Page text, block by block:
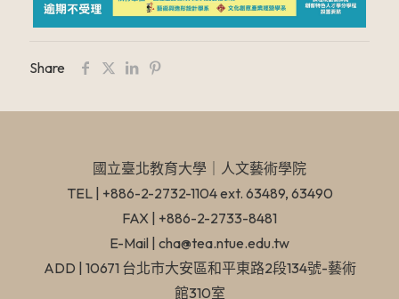
Share
國立臺北教育大學​｜人文藝術學院
TEL | +886-2-2732-1104 ext. 63489, 63490
FAX | +886-2-2733-8481
E-Mail | cha@tea.ntue.edu.tw
ADD | 10671 台北市大安區和平東路2段134號-藝術
館310室